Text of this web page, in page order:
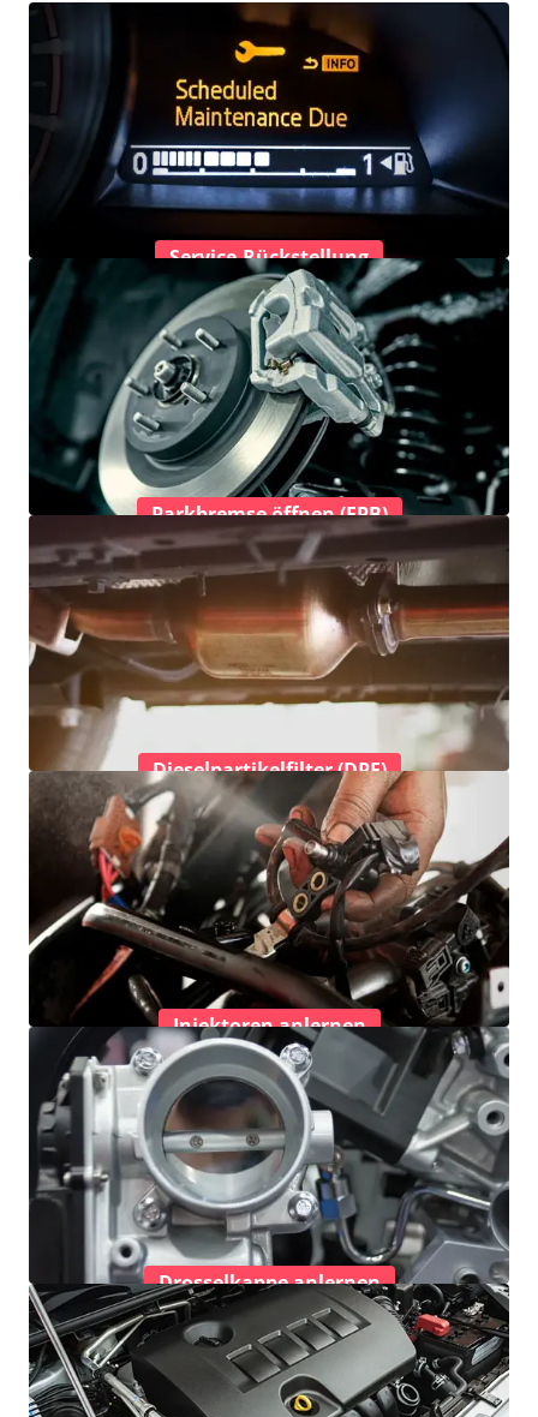
Service-Rückstellung
Parkbremse öffnen (EPB)
Dieselpartikelfilter (DPF)
Injektoren anlernen
Drosselkappe anlernen